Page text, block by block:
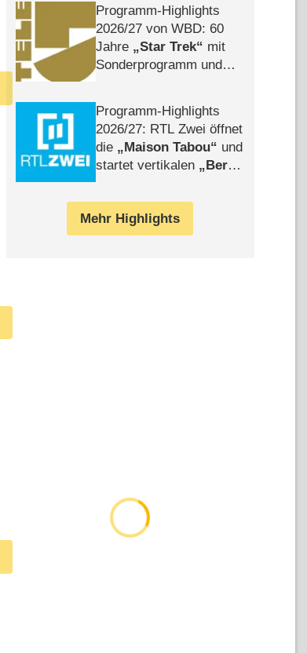
Programm-Highlights
2026/​27 von WBD: 60
Jahre
Star Trek
mit
Sonderprogramm und
Programm-Highlights
2026/​27: RTL Zwei öffnet
die
Maison Tabou
und
startet vertikalen
Berlin
Mehr Highlights